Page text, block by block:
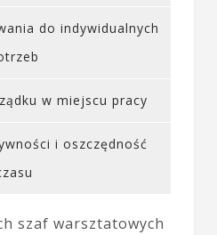
do indywidualnych
w miejscu pracy
i oszczędność
szaf warsztatowych